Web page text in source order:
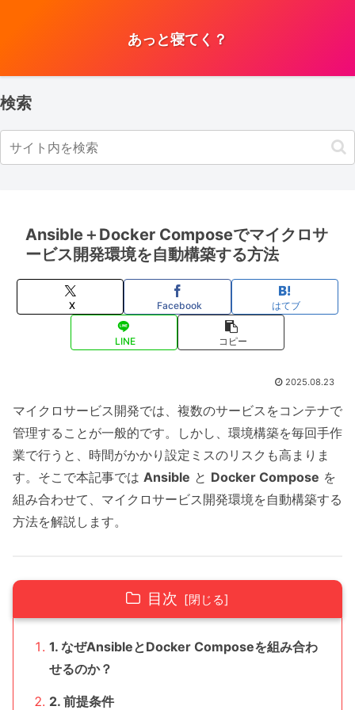
あっと寝てく？
検索
Ansible＋Docker Composeでマイクロサ
ービス開発環境を自動構築する方法
X Facebook はてブ
LINE コピー
2025.08.23
マイクロサービス開発では、複数のサービスをコンテナで
管理することが一般的です。しかし、環境構築を毎回手作
業で行うと、時間がかかり設定ミスのリスクも高まりま
す。そこで本記事では Ansible と Docker Compose を
組み合わせて、マイクロサービス開発環境を自動構築する
方法を解説します。
目次
1. なぜAnsibleとDocker Composeを組み合わ
せるのか？
2. 前提条件